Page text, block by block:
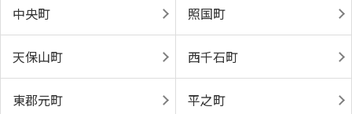
中央町 照国町
天保山町 西千石町
東郡元町 平之町